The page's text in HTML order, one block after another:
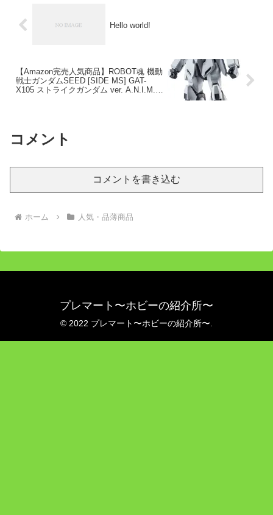
Hello world!
【Amazon完売人気商品】ROBOT魂 機動
戦士ガンダムSEED [SIDE MS] GAT-
X105 ストライクガンダム ver. A.N.I.M.E.
コメント
コメントを書き込む
ホーム 人気・品薄商品
プレマート〜ホビーの紹介所〜
© 2022 プレマート〜ホビーの紹介所〜.